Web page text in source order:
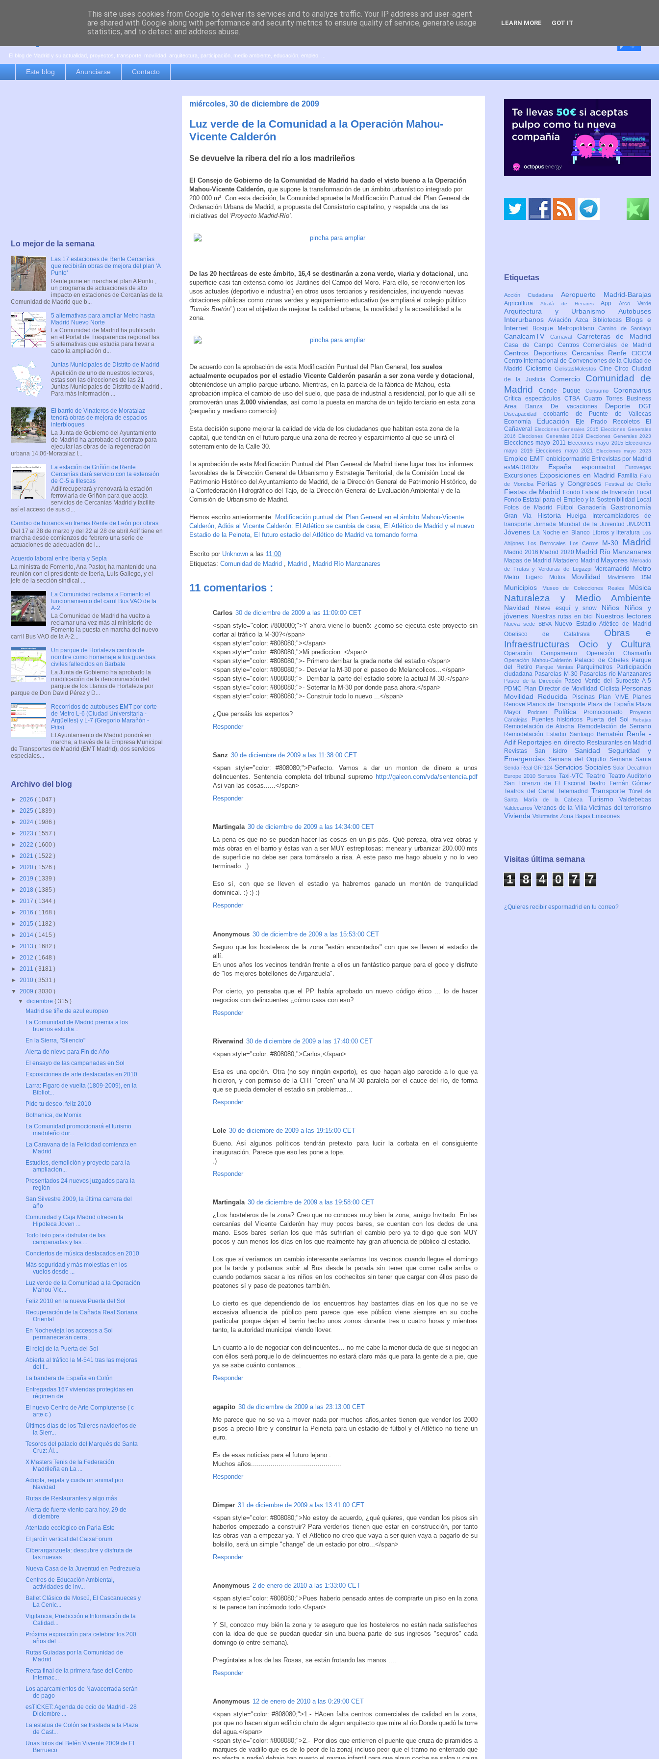
es por madrid
El blog de Madrid y su actualidad, proyectos, transporte, movilidad, arquitectura, participación, medio ambiente, educación, empleo, ...
Este blog Anunciarse Contacto
miércoles, 30 de diciembre de 2009
Luz verde de la Comunidad a la Operación Mahou-
Vicente Calderón
Se devuelve la ribera del río a los madrileños
El Consejo de Gobierno de la Comunidad de Madrid ha dado el visto bueno a la Operación
Mahou-Vicente Calderón, que supone la transformación de un ámbito urbanístico integrado por
200.000 m². Con esta decisión, la Comunidad aprueba la Modificación Puntual del Plan General de
Ordenación Urbana de Madrid, a propuesta del Consistorio capitalino, y respalda una de las
iniciativas del 'Proyecto Madrid-Río'.
De las 20 hectáreas de este ámbito, 16,4 se destinarán a zona verde, viaria y dotacional , una
superficie casi tan extensa como los Jardines del Campo del Moro. Para ello, se reconvierten los
usos actuales (deportivo e industrial) en otros usos terciarios y residenciales, incluyendo nuevas
dotaciones públicas como zonas verdes y equipamiento educativo (se ampliará el colegio público
'Tomás Bretón' ) con el objetivo de mejorar la calidad urbana, la movilidad y la accesibilidad a la
zona.
De acuerdo con la aprobación de esta Modificación Puntual del Plan General, los suelos
actualmente ocupados por el estadio Vicente Calderón pasarán a ser zona verde y dotacional ,
obteniéndose un amplio parque urbano. Mientras, en la parcela de la fábrica de Mahou, esta
aprobación implica el cambio de uso del suelo, que pasa de industrial a residencial, por lo que allí se
promoverán unas 2.000 viviendas, así como la puesta en marcha de un tejido terciario en esta zona
(pequeño y mediano comercio).
Esta decisión supone mejorar la calidad de vida de los ciudadanos que habitan esta zona de la
capital, que tendrán en el futuro parque una zona de recreo y esparcimiento al que se unirá el
soterramiento de la Calle 30.
La aprobación de esta Modificación Puntual del Plan General de Madrid tiene lugar tras los informes
favorables de la Dirección General de Urbanismo y Estrategia Territorial, de la Comisión Local de
Patrimonio Histórico del Ayuntamiento de Madrid, de la Dirección General de Patrimonio Histórico, de
la Confederación Hidrográfico del Tajo, de la Dirección General de Evaluación Ambiental y de la
Comisión de Urbanismo de Madrid.
Hemos escrito anteriormente: Modificación puntual del Plan General en el ámbito Mahou-Vicente
Calderón, Adiós al Vicente Calderón: El Atlético se cambia de casa, El Atlético de Madrid y el nuevo
Estadio de la Peineta, El futuro estadio del Atlético de Madrid va tomando forma
Escrito por Unknown a las 11:00
Etiquetas: Comunidad de Madrid Madrid Madrid Río Manzanares
11 comentarios :
Carlos 30 de diciembre de 2009 a las 11:09:00 CET
<span style="color: #808080;">Y ahora viene lo buenô: ¿como se ejecuta este proyecto sin
cortar al tráfico la M-30?</span>
<span style="color: #808080;"></span>
<span style="color: #808080;">Mi prediccion: </span>
<span style="color: #808080;">- Primero derribar la grada norte del estadio.</span>
<span style="color: #808080;">- Desviar la M-30 por el paseo de Melancolicos...</span>
<span style="color: #808080;">- Derribar la parte del estadio sobre la actual M-30.</span>
<span style="color: #808080;">- Soterrar la M-30 por donde pasa ahora.</span>
<span style="color: #808080;">- Construir todo lo nuevo ...</span>
¿Que pensáis los expertos?
Responder
Sanz 30 de diciembre de 2009 a las 11:38:00 CET
<span style="color: #808080;">Perfecto. Vamos a dar un monton de dinero a unos
delincuentes. Sentencia completa del tribunal supremo http://galeon.com/vda/sentencia.pdf
Asi van las cosas......</span>
Responder
Martingala 30 de diciembre de 2009 a las 14:34:00 CET
La pena es que no se puedan hacer las cosas en un pis-pás. Qué pereza, otra vez obras y
más obras en el barrio y éstas van a ser MUY estrepitosas: menear y urbanizar 200.000 mts
de superficie no debe ser para tomárselo a risa. A este paso me hago abuelo y no lo veo
terminado. ;)
Eso sí, con que se lleven el estadio ya habremos ganado un montón de tranquilidad
dominical. :) :) :)
Responder
Anonymous 30 de diciembre de 2009 a las 15:53:00 CET
Seguro que los hosteleros de la zona "están encantados" con que se lleven el estadio de
allí.
En unos años los vecinos tendrán frente a ellos un fantástico parque para el goce y disfrute
de "los mejores botellones de Arganzuela".
Por cierto, yo pensaba que el PP había aprobado un nuevo código ético ... lo de hacer
negocios con delincuentes ¿cómo casa con eso?
Responder
Riverwind 30 de diciembre de 2009 a las 17:40:00 CET
<span style="color: #808080;">Carlos,</span>
Esa es una opción. Otra (no soy ningún experto), es que hagan algo parecido a lo que ya
hicieron, y con permiso de la CHT "creen" una M-30 paralela por el cauce del río, de forma
que se pueda demoler el estadio sin problemas...
Responder
Lole 30 de diciembre de 2009 a las 19:15:00 CET
Bueno. Así algunos políticos tendrán pretexto para lucir la corbata en el consiguiente
inauguración. Parece que eso les pone a tope.
;)
Responder
Martingala 30 de diciembre de 2009 a las 19:58:00 CET
¿Los hosteleros de la zona? Creo que no conoces muy bien la zona, amigo Invitado. En las
cercanías del Vicente Calderón hay muy pocos bares, se cuentan con los dedos de una
mano. Esos bares serían los que más sufrirían el cambio pero ya te digo que son MUY
pocos y aun menos los días en los que realmente hay gran afluencia de público al estadio.
Los que sí veríamos un cambio interesante seríamos los vecinos cuando llegue el domingo
por la tarde y podamos subir al Bus desde la parada sin tener que correr calle arriba o
cuando podamos sacar a los niños en los cochecitos sin tener que cargar con éllos paso de
peatones sí y paso de peatones también.
Lo cierto es que dependiendo de los encuentros hay bastantes días en los que no se ve
excesiva afluencia de público pero parece que ese público viene siempre en su coche
particular porque dejan el barrio hecho unos zorros durante tres o cuatro horas y mientras
tanto, la autoridad municipal viendo llover.
En cuanto a lo de negociar con delincuentes... no me cabe la menor duda de que si negocian
con éllos será porque lo de delincuentes no estará claro más que para la gente de a pie, que
ya se sabe cuánto contamos...
Responder
agapito 30 de diciembre de 2009 a las 23:13:00 CET
Me parece que no se va a mover nada por muchos años,antes tienen que vender los 2000
pisos a precio libre y construir la Peineta para un estadio de fútbol y el Atlético no tiene un
euro.
Es de esas noticias para el futuro lejano .
Muchos años..............................................
Responder
Dimper 31 de diciembre de 2009 a las 13:41:00 CET
<span style="color: #808080;">No estoy de acuerdo, ¿qué quieres, que vendan los pisos sin
haberlos empezado a construir? Para verderlos tienen que estar en construcción, por tanto
las obras van a empezar ya. Y el Atlético no creo que vaya a ser quien vaya a pagarlo de su
bolsillo, será un simple "change" de un estadio por otro...</span>
Responder
Anonymous 2 de enero de 2010 a las 1:33:00 CET
<span style="color: #808080;">Pues haberlo pensado antes de comprarte un piso en la zona
si te parece tan incómodo todo.</span>
Y SI, conozco muy bién la zona y te aseguro que los hosteleros no están nada satisfechos
con la idea de que se puedan quedar sin una buena parte de sus ingresos "seguros" cada
domingo (o entre semana).
Pregúntales a los de las Rosas, se están frotando las manos ....
Responder
Anonymous 12 de enero de 2010 a las 0:29:00 CET
<span style="color: #808080;">1.- HAcen falta centros comerciales de calidad en la zona,
por que no hacen algun edificio chulo de algun arquitecto que mire al rio.Donde quedó la torre
del agua.</span>
<span style="color: #808080;">2.- Por dios que entierren el puente que cruza de piramides a
marques de vadillo que es de lo peor de la zona( incluso peor que el tramo no enterrado que
Lo mejor de la semana
Las 17 estaciones de Renfe Cercanías
que recibirán obras de mejora del plan 'A
Punto'
Renfe pone en marcha el plan A Punto ,
un programa de actuaciones de alto
impacto en estaciones de Cercanías de la
Comunidad de Madrid que b...
5 alternativas para ampliar Metro hasta
Madrid Nuevo Norte
La Comunidad de Madrid ha publicado
en el Portal de Trasparencia regional las
5 alternativas que estudia para llevar a
cabo la ampliación d...
Juntas Municipales de Distrito de Madrid
A petición de uno de nuestros lectores,
estas son las direcciones de las 21
Juntas Municipales de Distrito de Madrid .
Para más información ...
El barrio de Vinateros de Moratalaz
tendrá obras de mejora de espacios
interbloques
La Junta de Gobierno del Ayuntamiento
de Madrid ha aprobado el contrato para
ejecutar las obras de la regeneración
urbana 14.06-Moratalaz I...
La estación de Griñón de Renfe
Cercanías dará servicio con la extensión
de C-5 a Illescas
Adif recuperará y renovará la estación
ferroviaria de Griñón para que acoja
servicios de Cercanías Madrid y facilite
así el acceso de sus ci...
Cambio de horarios en trenes Renfe de León por obras
Del 17 al 28 de marzo y del 22 al 28 de abril Adif tiene en
marcha desde comienzos de febrero una serie de
actuaciones de adecuación de l...
Acuerdo laboral entre Iberia y Sepla
La ministra de Fomento, Ana Pastor, ha mantenido una
reunión con el presidente de Iberia, Luis Gallego, y el
jefe de la sección sindical ...
La Comunidad reclama a Fomento el
funcionamiento del carril Bus VAO de la
A-2
La Comunidad de Madrid ha vuelto a
reclamar una vez más al ministerio de
Fomento la puesta en marcha del nuevo
carril Bus VAO de la A-2...
Un parque de Hortaleza cambia de
nombre como homenaje a los guardias
civiles fallecidos en Barbate
La Junta de Gobierno ha aprobado la
modificación de la denominación del
parque de los Llanos de Hortaleza por
parque de Don David Pérez y D...
Recorridos de autobuses EMT por corte
de Metro L-6 (Ciudad Universitaria -
Argüelles) y L-7 (Gregorio Marañón -
Pitis)
El Ayuntamiento de Madrid pondrá en
marcha, a través de la Empresa Municipal
de Transportes de Madrid (EMT Madrid), dos servicios
especiales...
Archivo del blog
► 2026 ( 1047 )
► 2025 ( 1839 )
► 2024 ( 1986 )
► 2023 ( 1557 )
► 2022 ( 1600 )
► 2021 ( 1522 )
► 2020 ( 1526 )
► 2019 ( 1339 )
► 2018 ( 1385 )
► 2017 ( 1344 )
► 2016 ( 1168 )
► 2015 ( 1182 )
► 2014 ( 1415 )
► 2013 ( 1682 )
► 2012 ( 1648 )
► 2011 ( 3181 )
► 2010 ( 3531 )
▼ 2009 ( 3030 )
▼diciembre( 315 )
Madrid se tiñe de azul europeo
La Comunidad de Madrid premia a los
buenos estudia...
En la Sierra, "Silencio"
Alerta de nieve para Fin de Año
El ensayo de las campanadas en Sol
Exposiciones de arte destacadas en 2010
Larra: Fígaro de vuelta (1809-2009), en la
Bibliot...
Pide tu deseo, feliz 2010
Bothanica, de Momix
La Comunidad promocionará el turismo
madrileño dur...
La Caravana de la Felicidad comienza en
Madrid
Estudios, demolición y proyecto para la
ampliación...
Presentados 24 nuevos juzgados para la
región
San Silvestre 2009, la última carrera del
año
Comunidad y Caja Madrid ofrecen la
Hipoteca Joven ...
Todo listo para disfrutar de las
campanadas y las ...
Conciertos de música destacados en 2010
Más seguridad y más molestias en los
vuelos desde ...
Luz verde de la Comunidad a la Operación
Mahou-Vic...
Feliz 2010 en la nueva Puerta del Sol
Recuperación de la Cañada Real Soriana
Oriental
En Nochevieja los accesos a Sol
permanecerán cerra...
El reloj de la Puerta del Sol
Abierta al tráfico la M-541 tras las mejoras
del f...
La bandera de España en Colón
Entregadas 167 viviendas protegidas en
régimen de ...
El nuevo Centro de Arte Complutense ( c
arte c )
Últimos días de los Talleres navideños de
la Sierr...
Tesoros del palacio del Marqués de Santa
Cruz: Ál...
X Masters Tenis de la Federación
Madrileña en La ...
Adopta, regala y cuida un animal por
Navidad
Rutas de Restaurantes y algo más
Alerta de fuerte viento para hoy, 29 de
diciembre
Atentado ecológico en Parla-Este
El jardín vertical del CaixaForum
Ciberarganzuela: descubre y disfruta de
las nuevas...
Nueva Casa de la Juventud en Pedrezuela
Centros de Educación Ambiental,
actividades de inv...
Ballet Clásico de Moscú, El Cascanueces y
La Cenic...
Vigilancia, Predicción e Información de la
Calidad...
Próxima exposición para celebrar los 200
años del ...
Rutas Guiadas por la Comunidad de
Madrid
Recta final de la primera fase del Centro
Internac...
Los aparcamientos de Navacerrada serán
de pago
esTICKET: Agenda de ocio de Madrid - 28
Diciembre ...
La estatua de Colón se traslada a la Plaza
de Cast...
Unas fotos del Belén Viviente 2009 de El
Berrueco
Etiquetas
Acción Ciudadana Aeropuerto Madrid-Barajas
Agricultura Alcalá de HenaresAppArco Verde
Arquitectura y Urbanismo Autobuses
Interurbanos Aviación Azca Bibliotecas Blogs e
Internet
Bosque MetropolitanoCamino de Santiago
CanalcamTV Carnaval Carreteras de Madrid
Casa de Campo Centros Comerciales de Madrid
Centros Deportivos Cercanías Renfe CICCM
Centro Internacional de Convenciones de la Ciudad de
Madrid CiclismoCiclistasMolestos CineCircoCiudad
de la JusticiaComercio Comunidad de
MadridConde Duque Consumo Coronavirus
Crítica espectáculosCTBA Cuatro Torres Business
Area
Danza De vacaciones Deporte DGT
Discapacidad ecobarrio de Puente de Vallecas
Economía Educación Eje Prado Recoletos
El
Cañaveral
Elecciones Generales 2015 Elecciones Generales
2016 Elecciones Generales 2019 Elecciones Generales 2023
Elecciones mayo 2011 Elecciones mayo 2015 Elecciones
mayo 2019
Elecciones mayo 2021 Elecciones mayo 2023
Empleo EMT enbicipormadrid Entrevistas por Madrid
esMADRIDtv Españaespormadrid Eurovegas
Excursiones Exposiciones en Madrid Familia Faro
de Moncloa
Ferias y Congresos Festival de Otoño
Fiestas de Madrid Fondo Estatal de Inversión Local
Fondo Estatal para el Empleo y la Sostenibilidad Local
Fotos de Madrid
FútbolGanaderíaGastronomía
Gran Vía Historia Huelga
Intercambiadores de
transporte Jornada Mundial de la Juventud JMJ2011
Jóvenes La Noche en Blanco Libros y literatura
Los
Ahijones
Los Berrocales Los Cerros M-30 Madrid
Madrid 2016 Madrid 2020 Madrid Río Manzanares
Mapas de Madrid Matadero Madrid Mayores Mercado
de Frutas y Verduras de Legazpi
Mercamadrid Metro
Metro Ligero Motos Movilidad Movimiento 15M
Municipios Museo de Colecciones Reales Música
Naturaleza y Medio Ambiente
Navidad Nieve esquí y snow Niños Niños y
jóvenes
Nuestras rutas en bici Nuestros lectores
Nueva sede BBVA
Nuevo Estadio Atlético de Madrid
Obelisco de Calatrava Obras e
Infraestructuras Ocio y Cultura
Operación Campamento Operación Chamartín
Operación Mahou-Calderón Palacio de Cibeles Parque
del Retiro
Parque Ventas Parquímetros
Participación
ciudadana Pasarelas M-30 Pasarelas río Manzanares
Paseo de la Dirección
Paseo Verde del Suroeste A-5
PDMC Plan Director de Movilidad Ciclista Personas
Movilidad Reducida
Piscinas Plan VIVE
Planes
Renove Planos de Transporte Plaza de España Plaza
Mayor
Podcast Política Promocionado
Proyecto
Canalejas
Puentes históricos Puerta del Sol Rebajas
Remodelación de Atocha
Remodelación de Serrano
Remodelación Estadio Santiago Bernabéu Renfe -
Adif Reportajes en directo Restaurantes en Madrid
Revistas San Isidro Sanidad Seguridad y
Emergencias Semana del Orgullo Semana Santa
Senda Real GR-124 Servicios SocialesSolar Decathlon
Europe 2010 Sorteos Taxi-VTC Teatro Teatro Auditorio
San Lorenzo de El EscorialTeatro Fernán Gómez
Teatros del Canal Telemadrid TransporteTúnel de
Santa María de la Cabeza Turismo Valdebebas
ValdecarrosVeranos de la VillaVíctimas del terrorismo
Vivienda Voluntarios Zona Bajas Emisiones
Visitas última semana
1 8 4 0 7 7
¿Quieres recibir espormadrid en tu correo?
This site uses cookies from Google to deliver its services and to analyze traffic. Your IP address and user-agent
are shared with Google along with performance and security metrics to ensure quality of service, generate usage
statistics, and to detect and address abuse.
LEARN MORE GOT IT